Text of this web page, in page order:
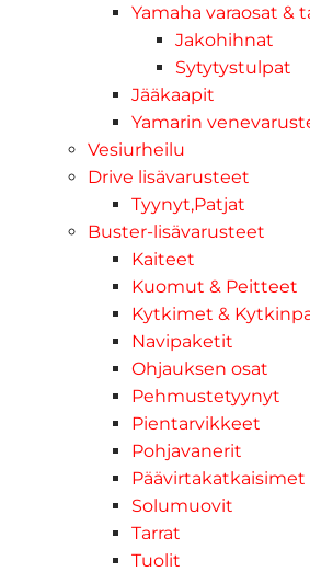
Yamaha varaosat &
Jakohihnat
Sytytystulpat
Jääkaapit
Yamarin
Vesiurheilu
Drive lisävarusteet
Tyynyt,Patjat
Buster-lisävarusteet
Kaiteet
Kuomut & Peitteet
Kytkimet &
Navipaketit
Ohjauksen osat
Pehmustetyynyt
Pientarvikkeet
Pohjavanerit
Päävirtakatkaisimet
Solumuovit
Tarrat
Tuolit